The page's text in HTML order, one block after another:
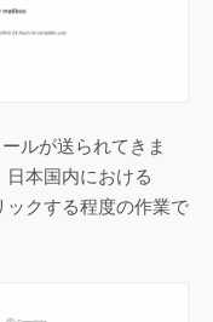
ルが送られてきま
本国内における
ックする程度の作業で